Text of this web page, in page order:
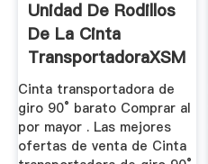
Unidad De Rodillos
De La Cinta
TransportadoraXSM
...
Cinta transportadora de
giro 90° barato Comprar al
por mayor . Las mejores
ofertas de venta de Cinta